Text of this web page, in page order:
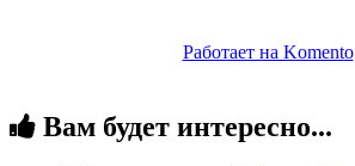
Работает на Komento
Вам будет интересно...